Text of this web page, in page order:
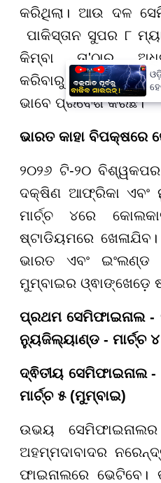
କରିଥିଲା। ଆଉ ଦଳ
ପାକିସ୍ତାନ ସୁପର ୮
କିମ୍ବା ତା'ଠାରୁ
କରିବାରୁ
ଭାବେ ପ୍ରବେଶ କରିଛି।
ଭାରତ କାହା ବିପକ୍ଷରେ
୨୦୨୬ ଟି-୨୦
ଦକ୍ଷିଣ ଆଫ୍ରିକା ଏବଂ
ମାର୍ଚ୍ଚ ୪ରେ
ଷ୍ଟାଡିୟମରେ
ଭାରତ ଏବଂ ଇଂଲଣ୍ଡ
ମୁମ୍ବାଇର ଓ୍ଵାଙ୍ଖେଡ଼େ
ପ୍ରଥମ ସେମିଫାଇନାଲ
ନ୍ୟୁଜିଲ୍ୟାଣ୍ଡ - ମାର୍ଚ୍ଚ ୪
ଦ୍ଵିତୀୟ ସେମିଫାଇନାଲ
ମାର୍ଚ୍ଚ ୫ (ମୁମ୍ବାଇ)
ଉଭୟ ସେମିଫାଇନାଲର
ଅହମ୍ମଦାବାଦର
ଫାଇନାଲରେ ଭେଟିବେ।